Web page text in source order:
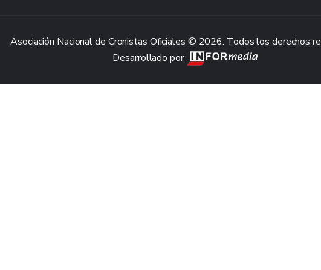
Asociación Nacional de Cronistas Oficiales © 2026. Todos los derechos
Desarrollado por